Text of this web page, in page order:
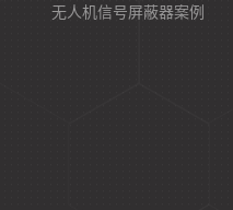
无人机信号屏蔽器案例